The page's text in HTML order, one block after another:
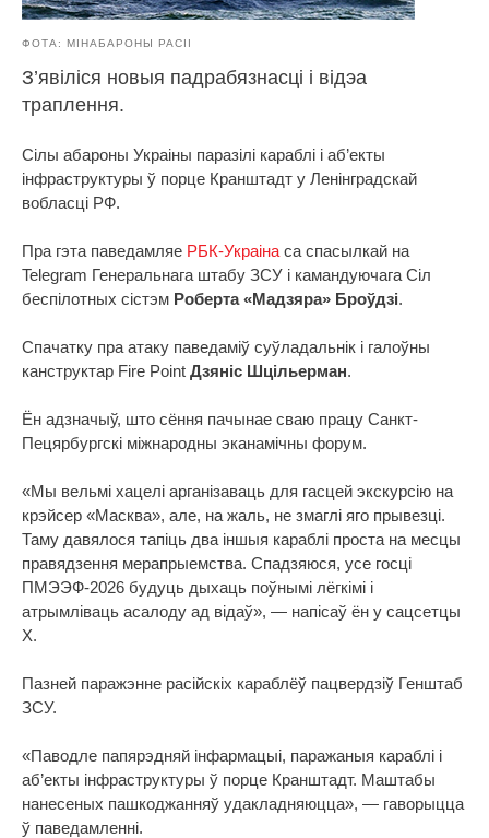
ФОТА: МІНАБАРОНЫ РАСІІ
З’явіліся новыя падрабязнасці і відэа
траплення.
Сілы абароны Украіны паразілі караблі і аб’екты
інфраструктуры ў порце Кранштадт у Ленінградскай
вобласці РФ.
Пра гэта паведамляе РБК-Украіна са спасылкай на
Telegram Генеральнага штабу ЗСУ і камандуючага Сіл
беспілотных сістэм Роберта «Мадзяра» Броўдзі.
Спачатку пра атаку паведаміў суўладальнік і галоўны
канструктар Fire Point Дзяніс Шцільерман.
Ён адзначыў, што сёння пачынае сваю працу Санкт-
Пецярбургскі міжнародны эканамічны форум.
«Мы вельмі хацелі арганізаваць для гасцей экскурсію на
крэйсер «Масква», але, на жаль, не змаглі яго прывезці.
Таму давялося тапіць два іншыя караблі проста на месцы
правядзення мерапрыемства. Спадзяюся, усе госці
ПМЭЭФ-2026 будуць дыхаць поўнымі лёгкімі і
атрымліваць асалоду ад відаў», — напісаў ён у сацсетцы
X.
Пазней паражэнне расійскіх караблёў пацвердзіў Генштаб
ЗСУ.
«Паводле папярэдняй інфармацыі, паражаныя караблі і
аб’екты інфраструктуры ў порце Кранштадт. Маштабы
нанесеных пашкоджанняў удакладняюцца», — гаворыцца
ў паведамленні.